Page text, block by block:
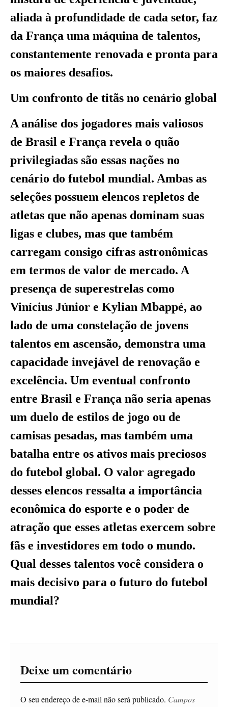
aliada à profundidade de cada setor, faz
da França uma máquina de talentos,
constantemente renovada e pronta para
os maiores desafios.
Um confronto de titãs no cenário global
A análise dos jogadores mais valiosos
de Brasil e França revela o quão
privilegiadas são essas nações no
cenário do futebol mundial. Ambas as
seleções possuem elencos repletos de
atletas que não apenas dominam suas
ligas e clubes, mas que também
carregam consigo cifras astronômicas
em termos de valor de mercado. A
presença de superestrelas como
Vinícius Júnior e Kylian Mbappé, ao
lado de uma constelação de jovens
talentos em ascensão, demonstra uma
capacidade invejável de renovação e
excelência. Um eventual confronto
entre Brasil e França não seria apenas
um duelo de estilos de jogo ou de
camisas pesadas, mas também uma
batalha entre os ativos mais preciosos
do futebol global. O valor agregado
desses elencos ressalta a importância
econômica do esporte e o poder de
atração que esses atletas exercem sobre
fãs e investidores em todo o mundo.
Qual desses talentos você considera o
mais decisivo para o futuro do futebol
mundial?
Deixe um comentário
O seu endereço de e-mail não será publicado. Campos